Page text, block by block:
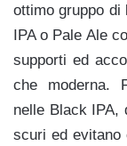
ottimo gruppo
IPA o Pale Ale
supporti ed
che moderna.
nelle Black IPA,
scuri ed evitano